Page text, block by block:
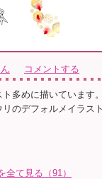
コメントする
多めに描いています
のデフォルメイラスト
て見る（91）